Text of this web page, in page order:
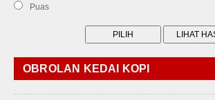
Puas
OBROLAN KEDAI KOPI